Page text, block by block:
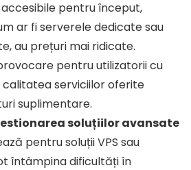
pentru început,
ar fi serverele dedicate sau
au prețuri mai ridicate.
pentru utilizatorii cu
serviciilor oferite
suplimentare.
soluțiilor avansate
pentru soluții VPS sau
întâmpina dificultăți în